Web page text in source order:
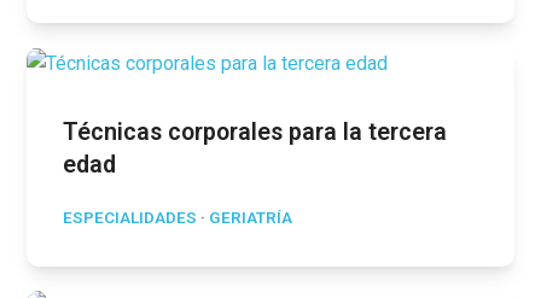
Técnicas corporales para la tercera
edad
ESPECIALIDADES · GERIATRÍA